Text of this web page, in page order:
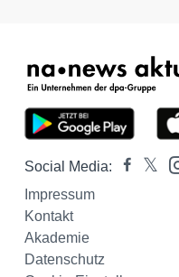
Social Media:
Impressum
Kontakt
Akademie
Datenschutz